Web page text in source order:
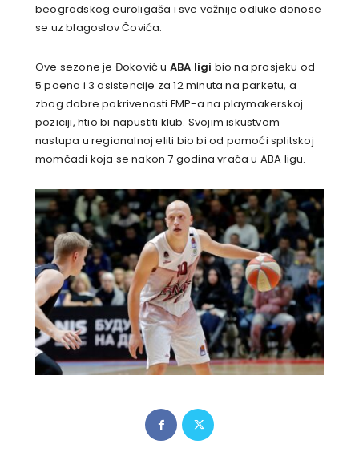
beogradskog euroligaša i sve važnije odluke donose
se uz blagoslov Čovića.
Ove sezone je Đoković u ABA ligi bio na prosjeku od
5 poena i 3 asistencije za 12 minuta na parketu, a
zbog dobre pokrivenosti FMP-a na playmakerskoj
poziciji, htio bi napustiti klub. Svojim iskustvom
nastupa u regionalnoj eliti bio bi od pomoći splitskoj
momčadi koja se nakon 7 godina vraća u ABA ligu.